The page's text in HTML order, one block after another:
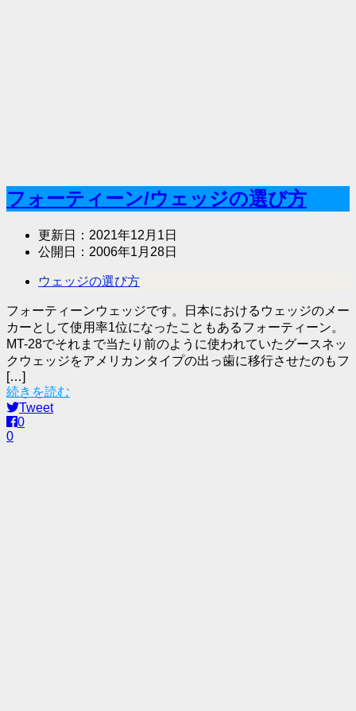
フォーティーン/ウェッジの選び方
更新日： 2021年12月1日
公開日： 2006年1月28日
ウェッジの選び方
フォーティーンウェッジです。日本におけるウェッジのメー
カーとして使用率1位になったこともあるフォーティーン。
MT-28でそれまで当たり前のように使われていたグースネッ
クウェッジをアメリカンタイプの出っ歯に移行させたのもフ
[…]
続きを読む
Tweet
0
0